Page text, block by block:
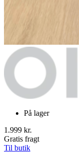
På lager
1.999 kr.
Gratis fragt
Til butik